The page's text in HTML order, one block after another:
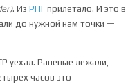
. Из РПГ прилетало. И это в
до нужной нам точки —
уехал. Раненые лежали,
часов это